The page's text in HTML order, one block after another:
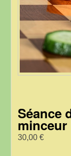
Séance
minceur
30,00 €